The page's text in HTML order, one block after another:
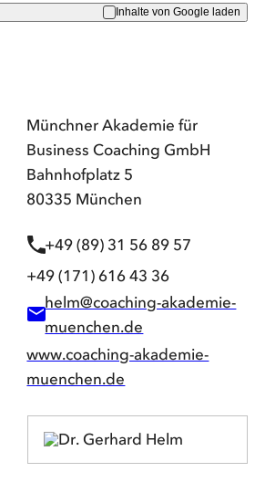
Inhalte von Google laden
Münchner Akademie für
Business Coaching GmbH
Bahnhofplatz 5
80335 München
+49 (89) 31 56 89 57
+49 (171) 616 43 36
helm@coaching-akademie-
muenchen.de
www.coaching-akademie-
muenchen.de